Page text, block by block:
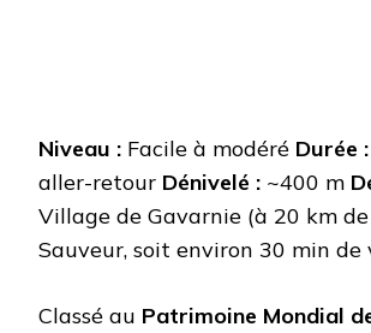
Niveau : Facile à modéré Durée :
aller-retour Dénivelé : ~400 m
Village de Gavarnie (à 20 km
Sauveur, soit environ 30 min de
Classé au Patrimoine Mondial de